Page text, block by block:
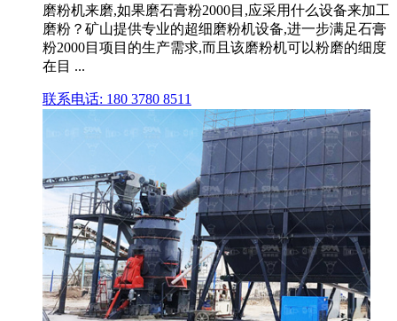
磨粉机来磨,如果磨石膏粉2000目,应采用什么设备来加工
磨粉？矿山提供专业的超细磨粉机设备,进一步满足石膏
粉2000目项目的生产需求,而且该磨粉机可以粉磨的细度
在目 ...
联系电话: 180 3780 8511